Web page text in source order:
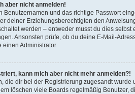
aber nicht anmelden!
Benutzernamen und das richtige Passwort
deiner Erziehungsberechtigten den
werden – entweder musst du dies
Ansonsten prüfe, ob du deine E-Mail-
Administrator.
kann mich aber nicht mehr anmelden?!
die dir bei der Registrierung zugesandt
löschen viele Boards regelmäßig